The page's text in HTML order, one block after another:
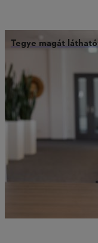
Tegye magát